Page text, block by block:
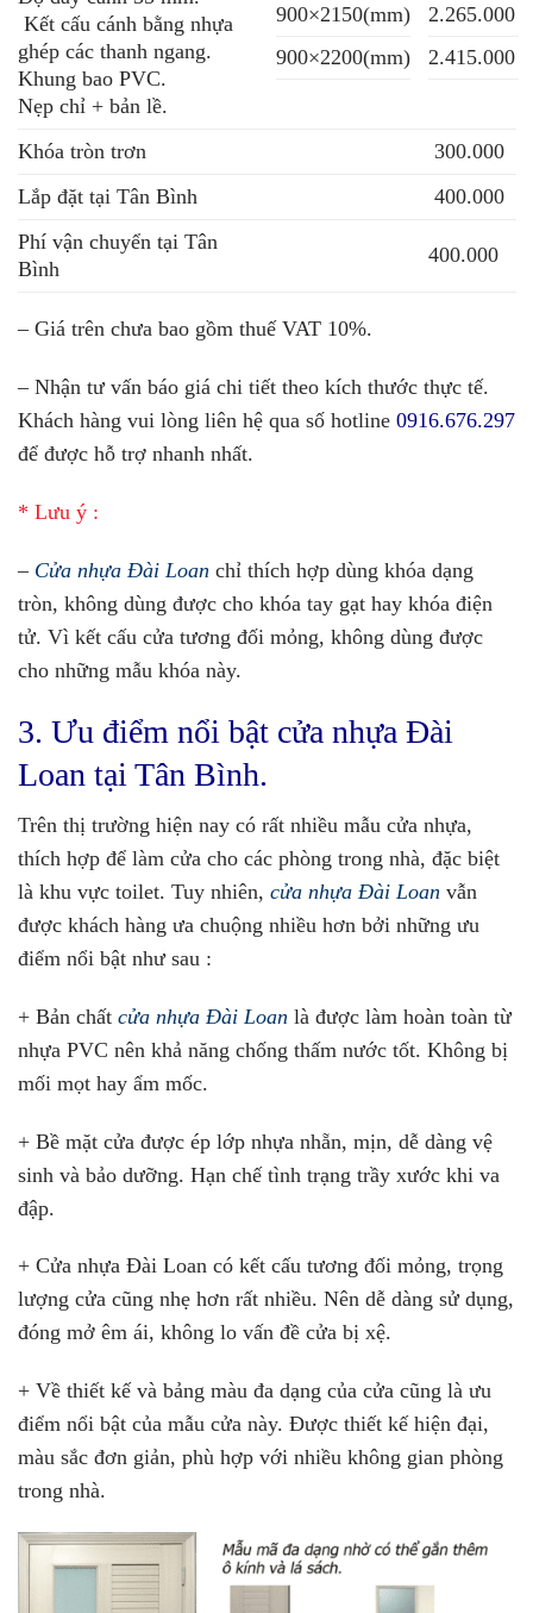
Kết cấu cánh bằng nhựa
ghép các thanh ngang.
Khung bao PVC.
Nẹp chỉ + bản lề.
900×2150(mm)
900×2200(mm)
2.265.000
2.415.000
Khóa tròn trơn
300.000
Lắp đặt tại Tân Bình
400.000
Phí vận chuyển tại Tân
Bình
400.000
– Giá trên chưa bao gồm thuế VAT 10%.
– Nhận tư vấn báo giá chi tiết theo kích thước thực tế.
Khách hàng vui lòng liên hệ qua số hotline 0916.676.297
để được hỗ trợ nhanh nhất.
* Lưu ý :
– Cửa nhựa Đài Loan chỉ thích hợp dùng khóa dạng
tròn, không dùng được cho khóa tay gạt hay khóa điện
tử. Vì kết cấu cửa tương đối mỏng, không dùng được
cho những mẫu khóa này.
3. Ưu điểm nổi bật cửa nhựa Đài
Loan tại Tân Bình.
Trên thị trường hiện nay có rất nhiều mẫu cửa nhựa,
thích hợp để làm cửa cho các phòng trong nhà, đặc biệt
là khu vực toilet. Tuy nhiên, cửa nhựa Đài Loan vẫn
được khách hàng ưa chuộng nhiều hơn bởi những ưu
điểm nổi bật như sau :
+ Bản chất cửa nhựa Đài Loan là được làm hoàn toàn từ
nhựa PVC nên khả năng chống thấm nước tốt. Không bị
mối mọt hay ẩm mốc.
+ Bề mặt cửa được ép lớp nhựa nhẵn, mịn, dễ dàng vệ
sinh và bảo dưỡng. Hạn chế tình trạng trầy xước khi va
đập.
+ Cửa nhựa Đài Loan có kết cấu tương đối mỏng, trọng
lượng cửa cũng nhẹ hơn rất nhiều. Nên dễ dàng sử dụng,
đóng mở êm ái, không lo vấn đề cửa bị xệ.
+ Về thiết kế và bảng màu đa dạng của cửa cũng là ưu
điểm nổi bật của mẫu cửa này. Được thiết kế hiện đại,
màu sắc đơn giản, phù hợp với nhiều không gian phòng
trong nhà.